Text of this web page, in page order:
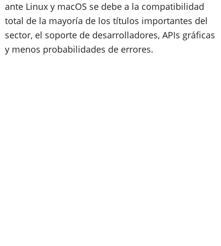
ante Linux y macOS se debe a la compatibilidad
total de la mayoría de los títulos importantes del
sector, el soporte de desarrolladores, APIs gráficas
y menos probabilidades de errores.